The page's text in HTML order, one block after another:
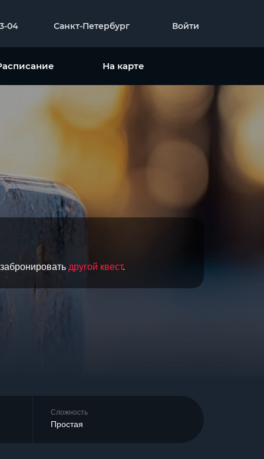
04 Санкт-Петербург Войти
На карте
другой квест.
Сложность
Простая